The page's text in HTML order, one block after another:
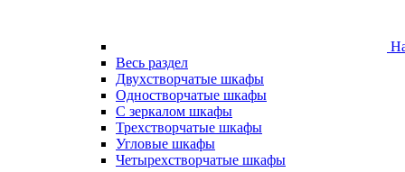
Весь раздел
Двухстворчатые шкафы
Одностворчатые шкафы
С зеркалом шкафы
Трехстворчатые шкафы
Угловые шкафы
Четырехстворчатые шкафы